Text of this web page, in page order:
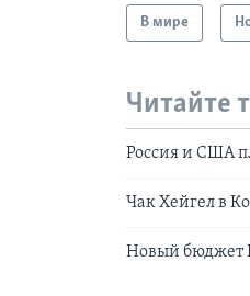
В мире
Читайте
Россия и США
Чак Хейгел в
Новый бюджет